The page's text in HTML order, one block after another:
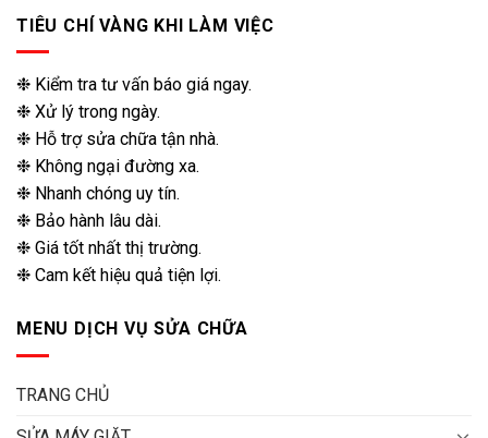
TIÊU CHÍ VÀNG KHI LÀM VIỆC
❉ Kiểm tra tư vấn báo giá ngay.
❉ Xử lý trong ngày.
❉ Hỗ trợ sửa chữa tận nhà.
❉ Không ngại đường xa.
❉ Nhanh chóng uy tín.
❉ Bảo hành lâu dài.
❉ Giá tốt nhất thị trường.
❉ Cam kết hiệu quả tiện lợi.
MENU DỊCH VỤ SỬA CHỮA
TRANG CHỦ